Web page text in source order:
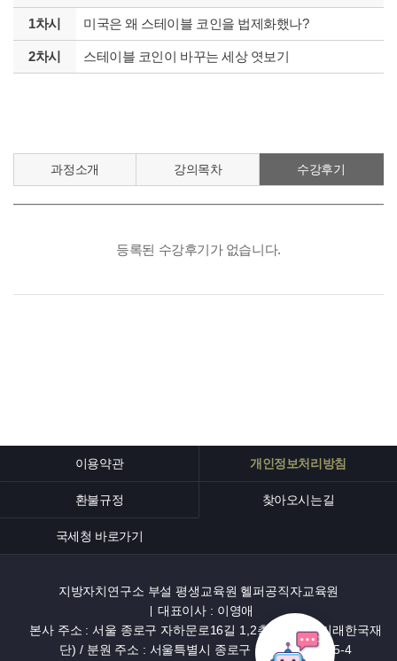
1차시 미국은 왜 스테이블 코인을 법제화했나?
2차시 스테이블 코인이 바꾸는 세상 엿보기
과정소개 강의목차 수강후기
이용약관 개인정보처리방침
환불규정 찾아오시는길
국세청 바로가기
지방자치연구소 부설 평생교육원 헬퍼공직자교육원
대표이사 : 이영애
본사 주소 : 서울 종로구 자하문로16길 1,2층 (효자동, 미래한국재
단) / 분원 주소 : 서울특별시 종로구 경희궁3나길 15-4